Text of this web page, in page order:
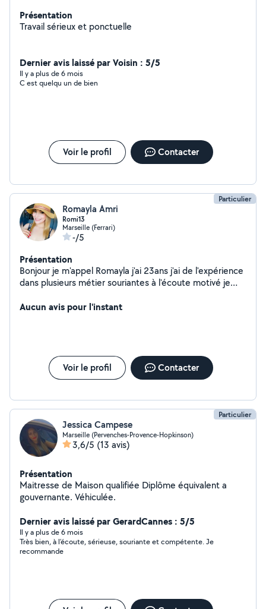
Présentation
Travail sérieux et ponctuelle
Dernier avis laissé par Voisin : 5/5
Il y a plus de 6 mois
C est quelqu un de bien
Voir le profil Contacter
Particulier
Romayla Amri
Romi13
Marseille (Ferrari)
-/5
Présentation
Bonjour je m'appel Romayla j'ai 23ans j'ai de l'expérience
dans plusieurs métier souriantes à l'écoute motivé je
Aucun avis pour l'instant
Voir le profil Contacter
Particulier
Jessica Campese
Marseille (Pervenches-Provence-Hopkinson)
3,6/5 (13 avis)
Présentation
Maitresse de Maison qualifiée Diplôme équivalent a
gouvernante. Véhiculée.
Dernier avis laissé par GerardCannes : 5/5
Il y a plus de 6 mois
Très bien, à l’écoute, sérieuse, souriante et compétente. Je
recommande